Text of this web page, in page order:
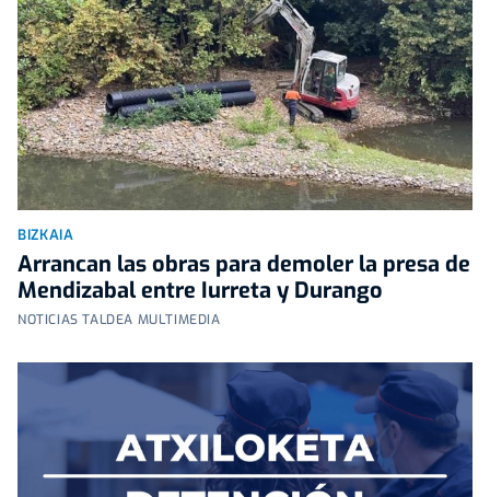
BIZKAIA
Arrancan las obras para demoler la presa de
Mendizabal entre Iurreta y Durango
NOTICIAS TALDEA MULTIMEDIA